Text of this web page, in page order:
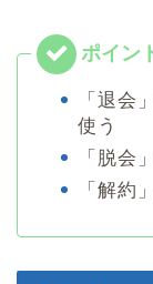
「退会
使う
「脱会
「解約